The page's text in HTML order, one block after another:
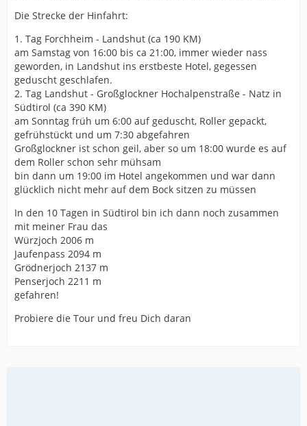
Die Strecke der Hinfahrt:
1. Tag Forchheim - Landshut (ca 190 KM)
am Samstag von 16:00 bis ca 21:00, immer wieder nass
geworden, in Landshut ins erstbeste Hotel, gegessen
geduscht geschlafen.
2. Tag Landshut - Großglockner Hochalpenstraße - Natz in
Südtirol (ca 390 KM)
am Sonntag früh um 6:00 auf geduscht, Roller gepackt,
gefrühstückt und um 7:30 abgefahren
Großglockner ist schon geil, aber so um 18:00 wurde es auf
dem Roller schon sehr mühsam
bin dann um 19:00 im Hotel angekommen und war dann
glücklich nicht mehr auf dem Bock sitzen zu müssen
In den 10 Tagen in Südtirol bin ich dann noch zusammen
mit meiner Frau das
Würzjoch 2006 m
Jaufenpass 2094 m
Grödnerjoch 2137 m
Penserjoch 2211 m
gefahren!
Probiere die Tour und freu Dich daran